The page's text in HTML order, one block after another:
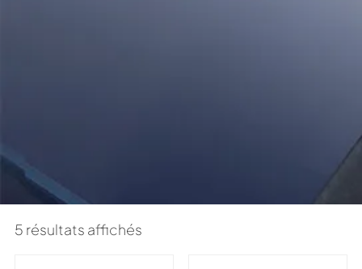
5 résultats affichés